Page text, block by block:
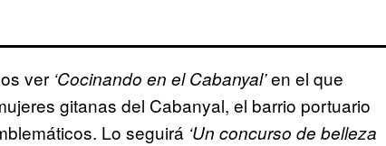
ver ‘Cocinando en el Cabanyal’en el que
gitanas del Cabanyal, el barrio portuario
Lo seguirá ‘Un concurso de belleza